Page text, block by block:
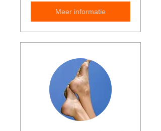
Meer informatie